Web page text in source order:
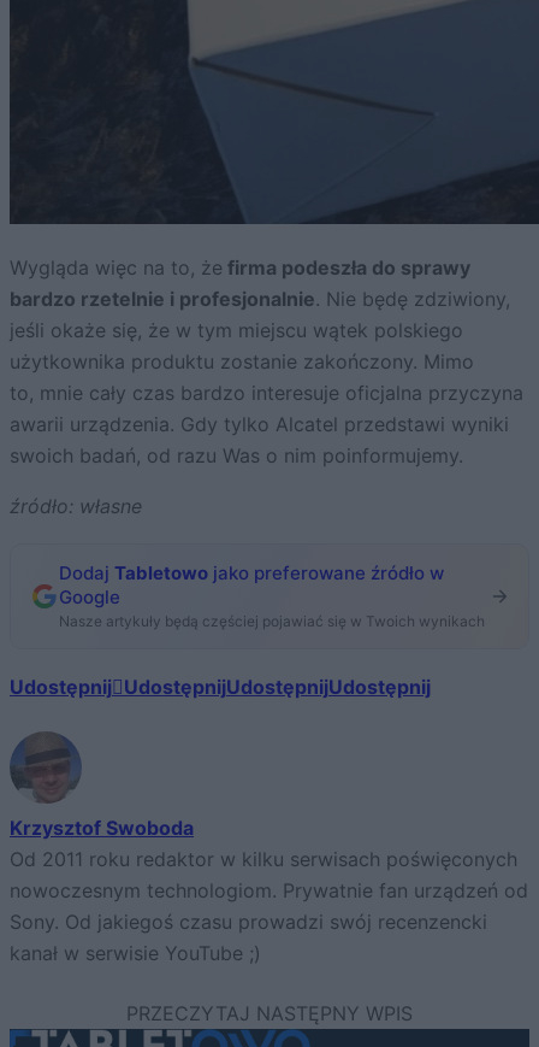
Wygląda więc na to, że firma podeszła do sprawy
bardzo rzetelnie i profesjonalnie. Nie będę zdziwiony,
jeśli okaże się, że w tym miejscu wątek polskiego
użytkownika produktu zostanie zakończony. Mimo
to, mnie cały czas bardzo interesuje oficjalna przyczyna
awarii urządzenia. Gdy tylko Alcatel przedstawi wyniki
swoich badań, od razu Was o nim poinformujemy.
źródło: własne
Dodaj Tabletowo jako preferowane źródło w
Google
Nasze artykuły będą częściej pojawiać się w Twoich wynikach
Udostępnij UdostępnijUdostępnijUdostępnij
Krzysztof Swoboda
Od 2011 roku redaktor w kilku serwisach poświęconych
nowoczesnym technologiom. Prywatnie fan urządzeń od
Sony. Od jakiegoś czasu prowadzi swój recenzencki
kanał w serwisie YouTube ;)